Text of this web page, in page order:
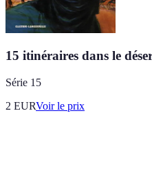
15 itinéraires dans le
Série 15
2 EURVoir le prix